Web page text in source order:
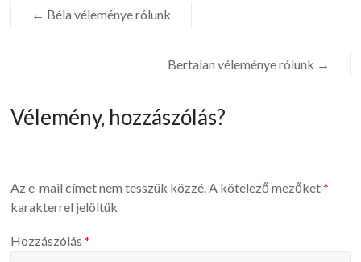
← Béla véleménye rólunk
Bertalan véleménye rólunk →
Vélemény, hozzászólás?
Az e-mail címet nem tesszük közzé.A kötelező mezőket*
karakterrel jelöltük
Hozzászólás*